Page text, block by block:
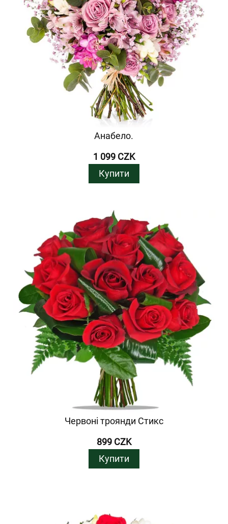
Анабело.
1 099 CZK
Купити
Червоні троянди Стикс
899 CZK
Купити